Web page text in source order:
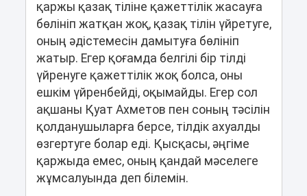
қаржы қазақ тіліне қажеттілік жасауға
бөлініп жатқан жоқ, қазақ тілін үйретуге,
оның әдістемесін дамытуға бөлініп
жатыр. Егер қоғамда белгілі бір тілді
үйренуге қажеттілік жоқ болса, оны
ешкім үйренбейді, оқымайды. Егер сол
ақшаны Қуат Ахметов пен соның тәсілін
қолданушыларға берсе, тілдік ахуалды
өзгертуге болар еді. Қысқасы, әңгіме
қаржыда емес, оның қандай мәселеге
жұмсалуында деп білемін.